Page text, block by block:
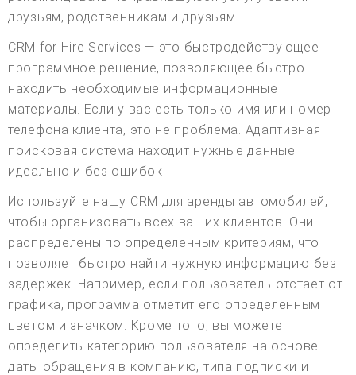
друзьям, родственникам и друзьям.
CRM for Hire Services — это быстродействующее
программное решение, позволяющее быстро
находить необходимые информационные
материалы. Если у вас есть только имя или номер
телефона клиента, это не проблема. Адаптивная
поисковая система находит нужные данные
идеально и без ошибок.
Используйте нашу CRM для аренды автомобилей,
чтобы организовать всех ваших клиентов. Они
распределены по определенным критериям, что
позволяет быстро найти нужную информацию без
задержек. Например, если пользователь отстает от
графика, программа отметит его определенным
цветом и значком. Кроме того, вы можете
определить категорию пользователя на основе
даты обращения в компанию, типа подписки и